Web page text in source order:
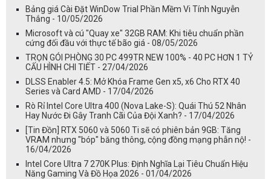
Bảng giá Cài Đặt WinDow Trial Phần Mềm Vi Tính Nguyễn
Thắng - 10/05/2026
Microsoft và cú "Quay xe" 32GB RAM: Khi tiêu chuẩn phần
cứng đối đầu với thực tế bão giá - 08/05/2026
TRỌN GÓI PHÒNG 30 PC 499TR NEW 100% - 40 PC HƠN 1 TỶ
CẤU HÌNH CHI TIẾT - 27/04/2026
DLSS Enabler 4.5: Mở Khóa Frame Gen x5, x6 Cho RTX 40
Series và Card AMD - 17/04/2026
Rò Rỉ Intel Core Ultra 400 (Nova Lake-S): Quái Thú 52 Nhân
Hay Nước Đi Gây Tranh Cãi Của Đội Xanh? - 17/04/2026
[Tin Đồn] RTX 5060 và 5060 Ti sẽ có phiên bản 9GB: Tăng
VRAM nhưng "bóp" băng thông, cộng đồng mạng phẫn nộ! -
16/04/2026
Intel Core Ultra 7 270K Plus: Định Nghĩa Lại Tiêu Chuẩn Hiệu
Năng Gaming Và Đồ Họa 2026 - 01/04/2026